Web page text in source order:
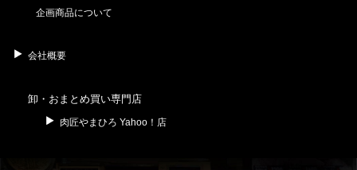
企画商品について
会社概要
卸・おまとめ買い専門店
肉匠やまひろ Yahoo！店